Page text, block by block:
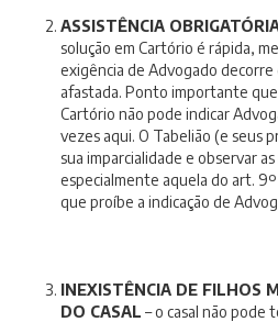
ASSISTÊNCIA
solução em Cartório é rápida,
exigência de Advogado decorre
afastada. Ponto importante
Cartório não pode indicar
vezes aqui. O Tabelião (e seus
sua imparcialidade e observar
especialmente aquela do art. 9º
que proíbe a indicação de
INEXISTÊNCIA DE FILHOS
DO CASAL – o casal não pode